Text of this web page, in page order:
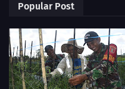
Popular Post